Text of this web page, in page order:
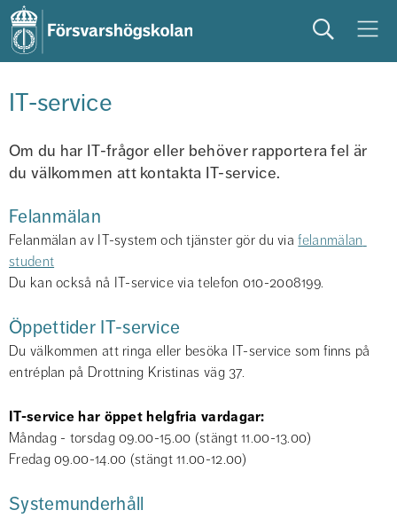
Sök Meny
studera
IT-service
Om du har IT-frågor eller behöver rapportera fel är
du välkommen att kontakta IT-service.
Felanmälan
Felanmälan av IT-system och tjänster gör du via felanmälan
student
Du kan också nå IT-service via telefon 010-2008199.
Öppettider IT-service
Du välkommen att ringa eller besöka IT-service som finns på
entréplan på Drottning Kristinas väg 37.
IT-service har öppet helgfria vardagar:
Måndag - torsdag 09.00-15.00 (stängt 11.00-13.00)
Fredag 09.00-14.00 (stängt 11.00-12.00)
Systemunderhåll